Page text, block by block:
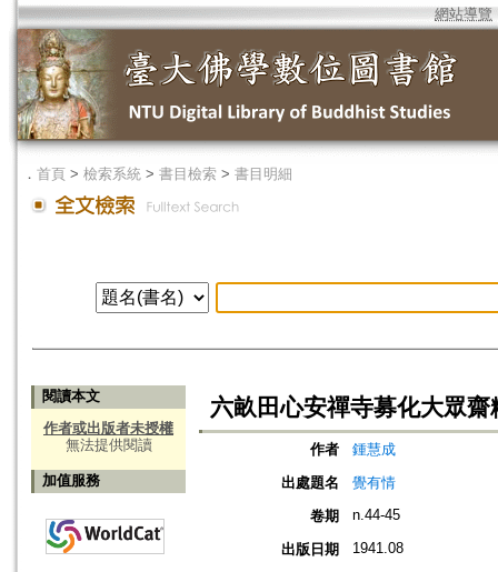
網站導覽
． 首頁 > 檢索系統 > 書目檢索 > 書目明細
閱讀本文
作者或出版者未授權
無法提供閱讀
加值服務
六畝田心安禪寺募化大眾齋
作者
鍾慧成
出處題名
覺有情
卷期
n.44-45
出版日期 1941.08